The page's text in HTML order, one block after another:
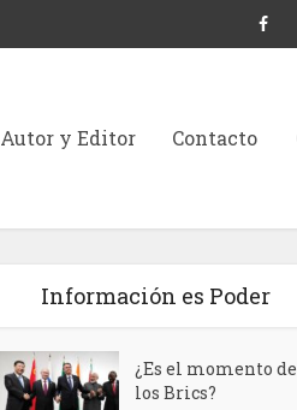
Autor y Editor Contacto
Información es Poder
¿Es el momento de
los Brics?